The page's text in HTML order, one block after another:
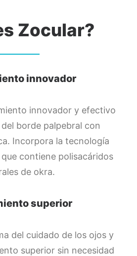
Zocular?
innovador
innovador y efectivo
borde palpebral con
Incorpora la tecnología
contiene polisacáridos
de okra.
superior
del cuidado de los ojos y
superior sin necesidad